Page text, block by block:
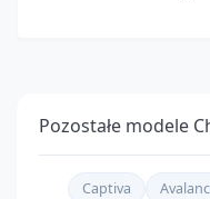
Pozostałe modele
Captiva